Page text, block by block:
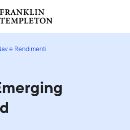
e Rendimenti